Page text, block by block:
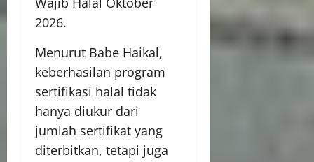
2026.
Menurut Babe Haikal,
keberhasilan program
sertifikasi halal tidak
hanya diukur dari
jumlah sertifikat yang
diterbitkan, tetapi juga